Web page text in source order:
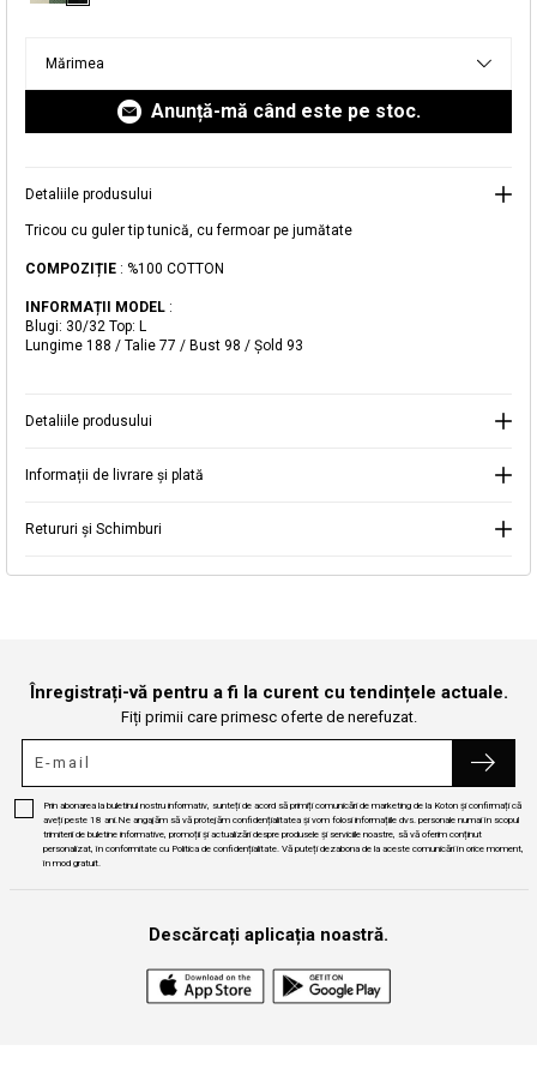
Mărimea
Anunță-mă când este pe stoc.
Detaliile produsului
Tricou cu guler tip tunică, cu fermoar pe jumătate
COMPOZIȚIE : %100 COTTON
INFORMAȚII MODEL :
Blugi: 30/32 Top: L
Lungime 188 / Talie 77 / Bust 98 / Şold 93
Detaliile produsului
Informații de livrare și plată
Retururi și Schimburi
Înregistrați-vă pentru a fi la curent cu tendințele actuale.
Fiți primii care primesc oferte de nerefuzat.
Prin abonarea la buletinul nostru informativ, sunteți de acord să primiți comunicări de marketing de la Koton și confirmați că
aveți peste 18 ani.Ne angajăm să vă protejăm confidențialitatea și vom folosi informațiile dvs. personale numai în scopul
trimiterii de buletine informative, promoții și actualizări despre produsele și serviciile noastre, să vă oferim conținut
personalizat, în conformitate cu Politica de confidențialitate. Vă puteți dezabona de la aceste comunicări în orice moment,
în mod gratuit.
Descărcați aplicația noastră.
Magazinele noastre
Puteți ajunge la magazinul KOTON pe care îl căutați
selectând informațiile despre țară și oraș.
Selectați Judet
Alertă de stoc
Adăugat în coș
Tricou cu guler tip tunică, cu fermoar pe